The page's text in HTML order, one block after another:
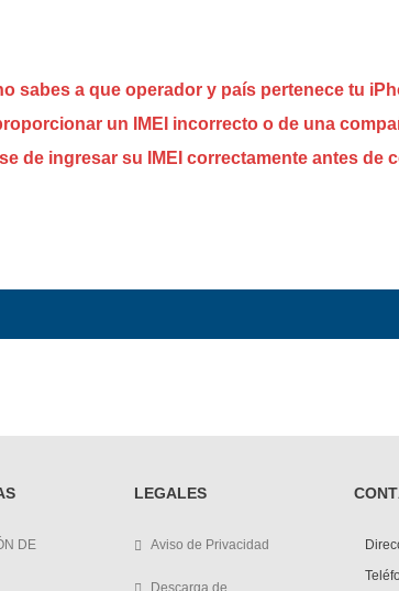
sabes a que operador y país pertenece tu
un IMEI incorrecto o de una
de ingresar su IMEI correctamente antes de
DE
LEGALES
Aviso de Privacidad
Descarga de